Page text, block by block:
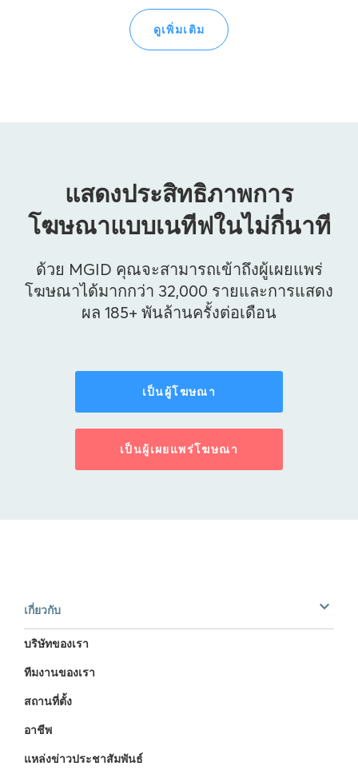
ดูเพิ่มเติม
แสดงประสิทธิภาพการ
โฆษณาแบบเนทีฟในไม่กี่นาที
ด้วย MGID คุณจะสามารถเข้าถึงผู้เผยแพร่
โฆษณาได้มากกว่า 32,000 รายและการแสดง
ผล 185+ พันล้านครั้งต่อเดือน
เป็นผู้โฆษณา
เป็นผู้เผยแพร่โฆษณา
เกี่ยวกับ
บริษัทของเรา
ทีมงานของเรา
สถานที่ตั้ง
อาชีพ
แหล่งข่าวประชาสัมพันธ์